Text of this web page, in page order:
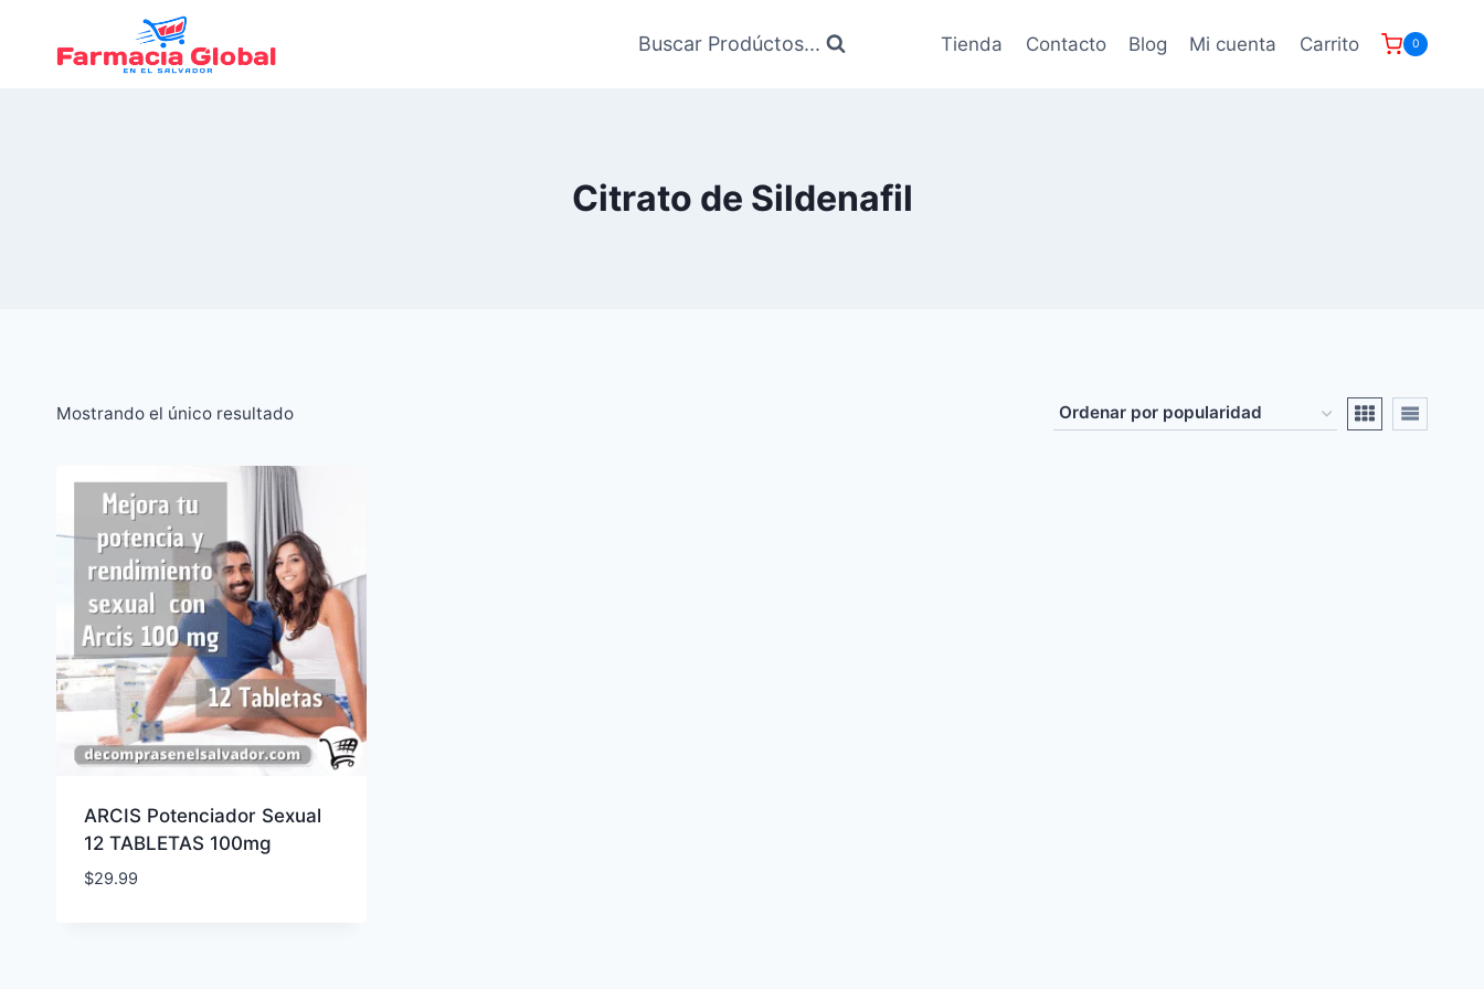
Buscar Prodúctos... Tienda Contacto Blog Mi cuenta Carrito 0
Citrato de Sildenafil
Mostrando el único resultado
ARCIS Potenciador Sexual
12 TABLETAS 100mg
$29.99